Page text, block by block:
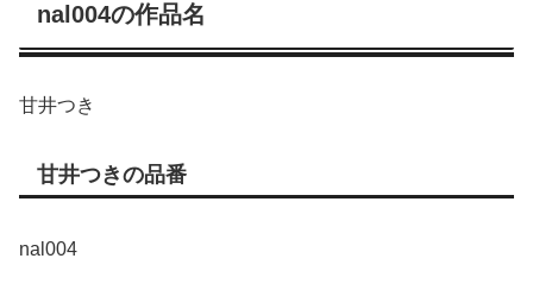
nal004の作品名
甘井つき
甘井つきの品番
nal004